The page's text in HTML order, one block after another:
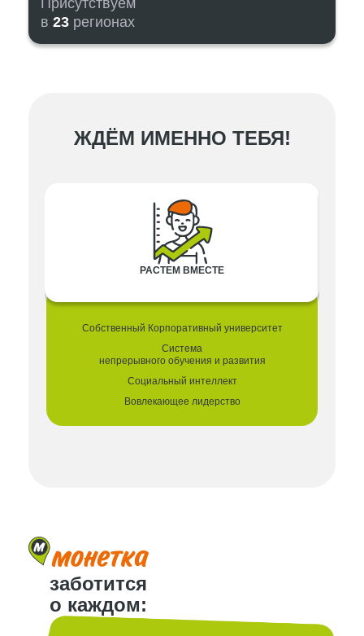
в 23 регионах
ЖДЁМ ИМЕННО ТЕБЯ!
РАСТЕМ ВМЕСТЕ
Собственный Корпоративный университет
Система
непрерывного обучения и развития
Социальный интеллект
Вовлекающее лидерство
заботится
о каждом: